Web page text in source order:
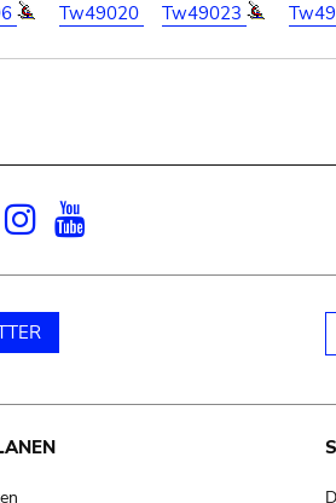
Tw49020 Tw49023
Facebook
Instagram